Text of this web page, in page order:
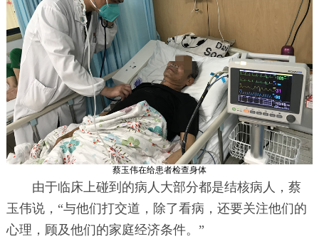
蔡玉伟在给患者检查身体
由于临床上碰到的病人大部分都是结核病人，蔡
玉伟说，“与他们打交道，除了看病，还要关注他们的
心理，顾及他们的家庭经济条件。”